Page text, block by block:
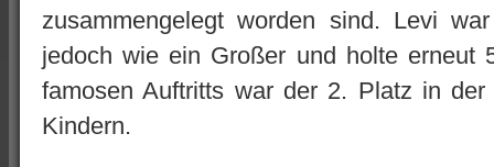
zusammengelegt worden sind. Levi
jedoch wie ein Großer und holte erneut
famosen Auftritts war der 2. Platz in
Kindern.